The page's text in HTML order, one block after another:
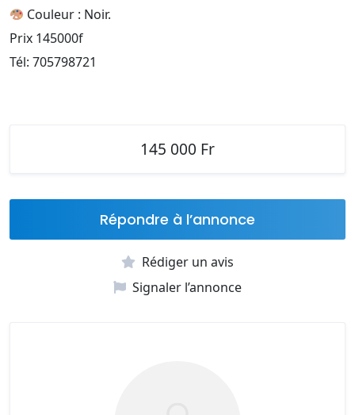
Couleur : Noir.
‎Prix 145000f
‎Tél: 705798721
145 000 Fr
Répondre à l’annonce
Rédiger un avis
Signaler l’annonce